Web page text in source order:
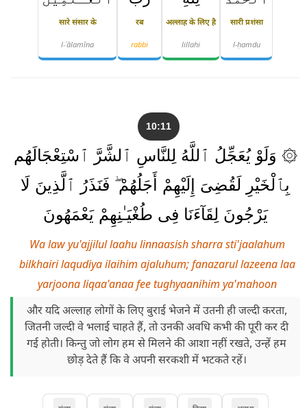
सारी प्रशंसा
l-ḥamdu
अल्लाह के लिए है
lillahi
रब
rabbi
सारे संसार के
l-ʿālamīna
10:11
۞ وَلَوْ يُعَجِّلُ ٱللَّهُ لِلنَّاسِ ٱلشَّرَّ ٱسْتِعْجَالَهُم
بِٱلْخَيْرِ لَقُضِىَ إِلَيْهِمْ أَجَلُهُمْ ۖ فَنَذَرُ ٱلَّذِينَ لَا
يَرْجُونَ لِقَآءَنَا فِى طُغْيَـٰنِهِمْ يَعْمَهُونَ
Wa law yu'ajjilul laahu linnaasish sharra sti'jaalahum
bilkhairi laqudiya ilaihim ajaluhum; fanazarul lazeena laa
yarjoona liqaa'anaa fee tughyaanihim ya'mahoon
और यदि अल्लाह लोगों के लिए बुराई भेजने में उतनी ही जल्दी करता,
जितनी जल्दी वे भलाई चाहते हैं, तो उनकी अवधि कभी की पूरी कर दी
गई होती। किन्तु जो लोग हम से मिलने की आशा नहीं रखते, उन्हें हम
छोड़ देते हैं कि वे अपनी सरकशी में भटकते रहें।